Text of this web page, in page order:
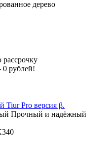
дерево
рублей!
Tiur Pro версия β.
Прочный и надёжный